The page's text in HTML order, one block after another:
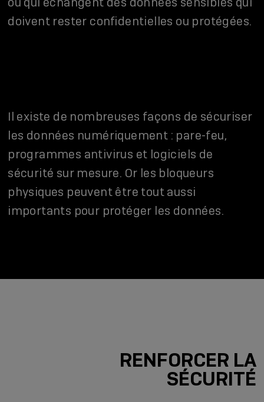
doivent rester conﬁdentielles ou protégées.
Il existe de nombreuses façons de sécuriser
les données numériquement : pare-feu,
programmes antivirus et logiciels de
sécurité sur mesure. Or les bloqueurs
physiques peuvent être tout aussi
importants pour protéger les données.
RENFORCER LA
SÉCURITÉ